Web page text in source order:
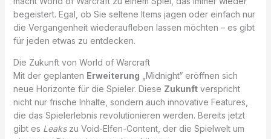
begeistert. Egal, ob Sie seltene Items jagen oder einfach nur
die Vergangenheit wiederaufleben lassen möchten – es gibt
für jeden etwas zu entdecken.
Die Zukunft von World of Warcraft
Mit der geplanten Erweiterung „Midnight“ eröffnen sich
neue Horizonte für die Spieler. Diese Zukunftverspricht
nicht nur frische Inhalte, sondern auch innovative Features,
die das Spielerlebnis revolutionieren werden. Bereits jetzt
gibt es Leakszu Void-Elfen-Content, der die Spielwelt um